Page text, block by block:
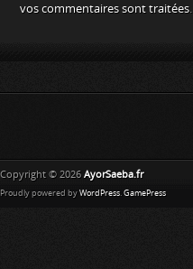
vos commentaires sont traitées.
Copyright © 2026 AyorSaeba.fr
Proudly powered by WordPress. GamePress